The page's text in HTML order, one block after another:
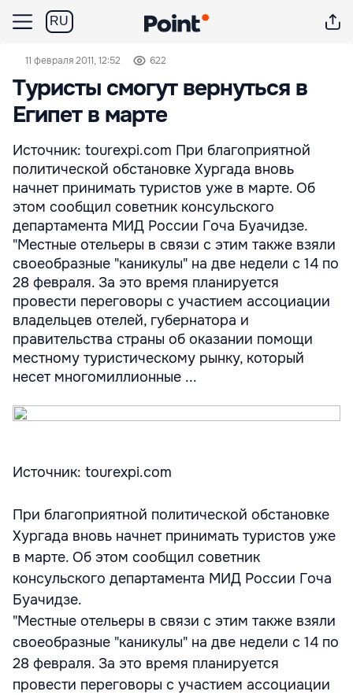
RU
11 февраля 2011, 12:52 622
Туристы смогут вернуться в
Египет в марте
Источник: tourexpi.com При благоприятной
политической обстановке Хургада вновь
начнет принимать туристов уже в марте. Об
этом сообщил советник консульского
департамента МИД России Гоча Буачидзе.
"Местные отельеры в связи с этим также взяли
своеобразные "каникулы" на две недели с 14 по
28 февраля. За это время планируется
провести переговоры с участием ассоциации
владельцев отелей, губернатора и
правительства страны об оказании помощи
местному туристическому рынку, который
несет многомиллионные ...
Источник: tourexpi.com
При благоприятной политической обстановке
Хургада вновь начнет принимать туристов уже
в марте. Об этом сообщил советник
консульского департамента МИД России Гоча
Буачидзе.
"Местные отельеры в связи с этим также взяли
своеобразные "каникулы" на две недели с 14 по
28 февраля. За это время планируется
провести переговоры с участием ассоциации